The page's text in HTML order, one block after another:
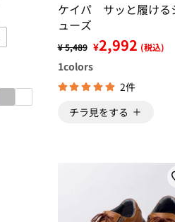
ケイパ サッと履ける
ューズ
¥ 5,489 ¥2,992 (税込)
1colors
2件
チラ見をする